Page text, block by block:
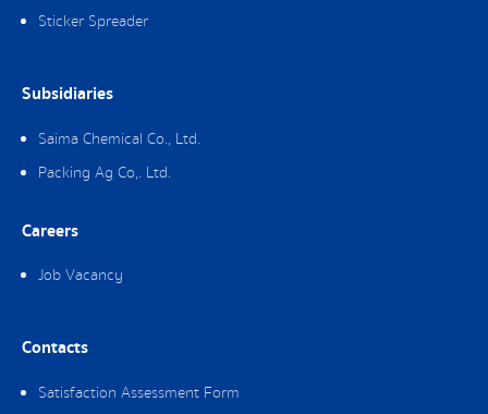
Sticker Spreader
Subsidiaries
Saima Chemical Co., Ltd.
Packing Ag Co,. Ltd.
Careers
Job Vacancy
Contacts
Satisfaction Assessment Form